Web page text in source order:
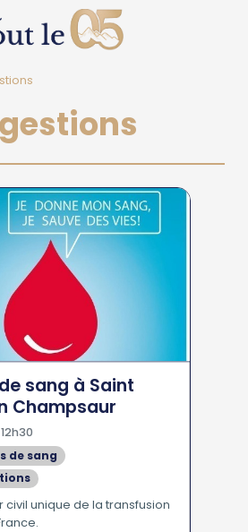
sang à Saint
Champsaur
de sang
civil unique de la transfusion